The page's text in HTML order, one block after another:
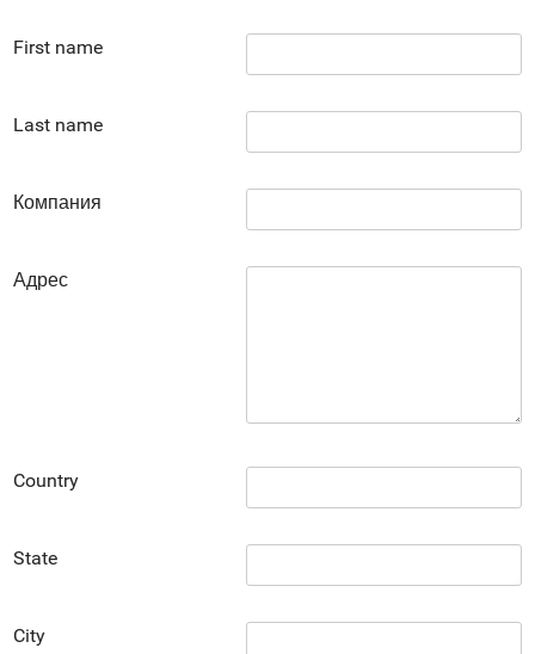
First name
Last name
Компания
Адрес
Country
State
City